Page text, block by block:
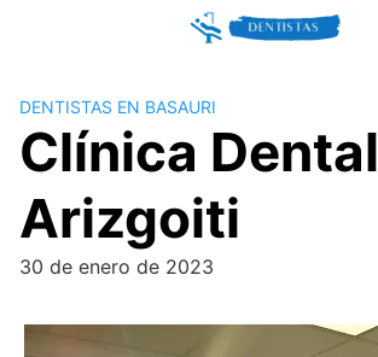
DENTISTAS EN BASAURI
Clínica Dental
Arizgoiti
30 de enero de 2023